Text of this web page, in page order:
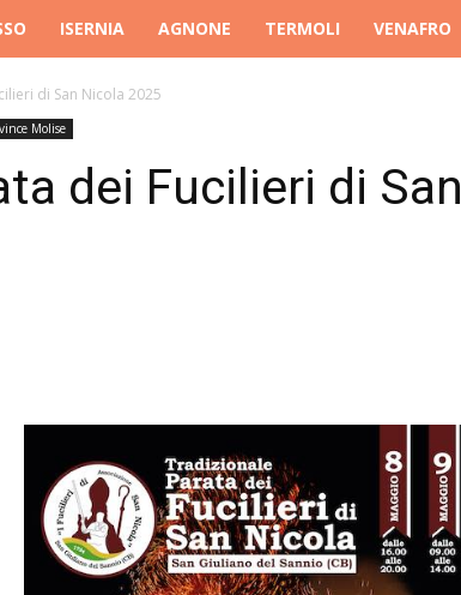
ISERNIA AGNONE TERMOLI VENAFRO
di San Nicola 2025
Molise
dei Fucilieri di San